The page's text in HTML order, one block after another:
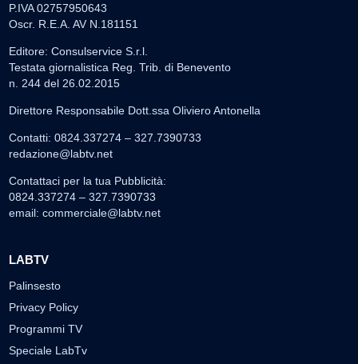
P.IVA 02757950643
Oscr. R.E.A. AV N.181151
Editore: Consulservice S.r.l.
Testata giornalistica Reg. Trib. di Benevento
n. 244 del 26.02.2015
Direttore Responsabile Dott.ssa Oliviero Antonella
Contatti: 0824.337274 – 327.7390733
redazione@labtv.net
Contattaci per la tua Pubblicità:
0824.337274 – 327.7390733
email: commerciale@labtv.net
LABTV
Palinsesto
Privacy Policy
Programmi TV
Speciale LabTv